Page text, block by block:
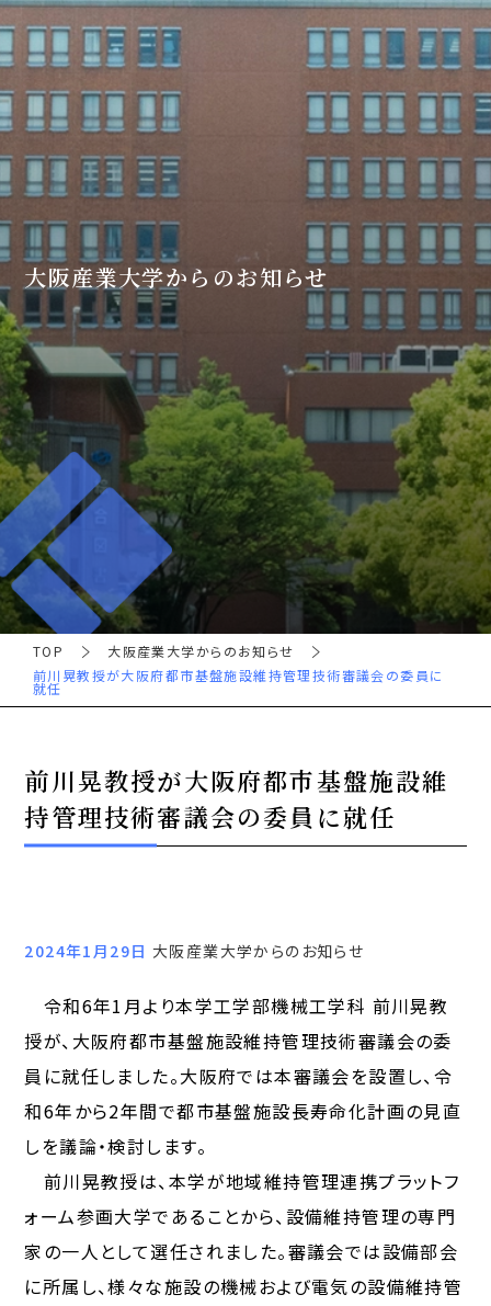
大阪産業大学からのお知らせ
TOP
大阪産業大学からのお知らせ
前川晃教授が大阪府都市基盤施設維持管理技術審議会の委員に
就任
前川晃教授が大阪府都市基盤施設維
持管理技術審議会の委員に就任
2024年1月29日 大阪産業大学からのお知らせ
令和6年1月より本学工学部機械工学科 前川晃教
授が、大阪府都市基盤施設維持管理技術審議会の委
員に就任しました。大阪府では本審議会を設置し、令
和6年から2年間で都市基盤施設長寿命化計画の見直
しを議論・検討します。
前川晃教授は、本学が地域維持管理連携プラットフ
ォーム参画大学であることから、設備維持管理の専門
家の一人として選任されました。審議会では設備部会
に所属し、様々な施設の機械および電気の設備維持管